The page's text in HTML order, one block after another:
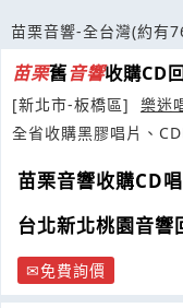
苗栗音響-全台灣(約有
苗栗舊音響收購CD
[新北市-板橋區]
樂迷
全省收購黑膠唱片、
苗栗音響收購CD
台北新北桃園音響
免費詢價